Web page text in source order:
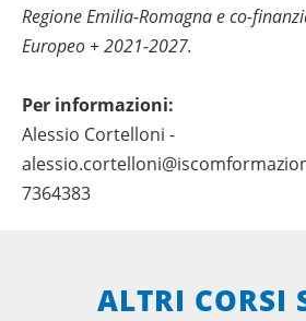
Regione Emilia-Romagnae co-
Europeo + 2021-2027.
Per informazioni:
Alessio Cortelloni -
7364383
ALTRI CORSI